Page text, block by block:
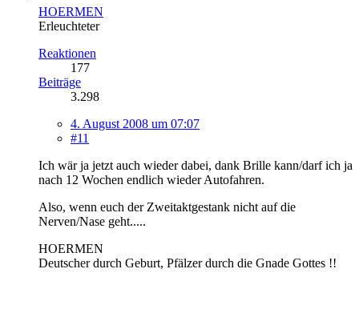
HOERMEN
Erleuchteter
Reaktionen
177
Beiträge
3.298
4. August 2008 um 07:07
#11
Ich wär ja jetzt auch wieder dabei, dank Brille kann/darf ich ja
nach 12 Wochen endlich wieder Autofahren.
Also, wenn euch der Zweitaktgestank nicht auf die
Nerven/Nase geht.....
HOERMEN
Deutscher durch Geburt, Pfälzer durch die Gnade Gottes !!